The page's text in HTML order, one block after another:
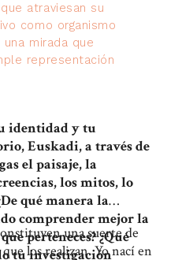
atraviesan su
como organismo
mirada que
representación
identidad y tu
Euskadi, a través de
el paisaje, la
los mitos, lo
qué manera la
comprender mejor la
perteneces? ¿Qué
tu investigación
una suerte de
los realizan. Yo nací en